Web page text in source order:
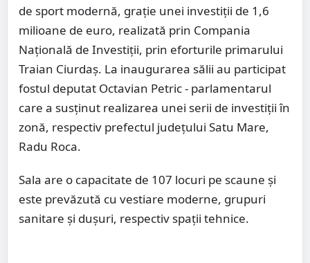
de sport modernă, grație unei investiții de 1,6
milioane de euro, realizată prin Compania
Națională de Investiții, prin eforturile primarului
Traian Ciurdaș. La inaugurarea sălii au participat
fostul deputat Octavian Petric - parlamentarul
care a susținut realizarea unei serii de investiții în
zonă, respectiv prefectul județului Satu Mare,
Radu Roca.
Sala are o capacitate de 107 locuri pe scaune și
este prevăzută cu vestiare moderne, grupuri
sanitare și dușuri, respectiv spații tehnice.